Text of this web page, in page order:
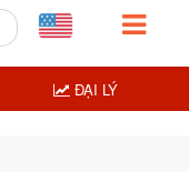
ĐẠI LÝ